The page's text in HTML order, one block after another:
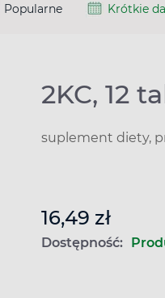
Popularne Krótkie
2KC, 12
suplement diety,
16,49 zł
Dostępność: